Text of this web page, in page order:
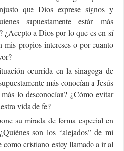
que Dios exprese signos y
supuestamente están más
¿Acepto a Dios por lo que es en sí
mis propios intereses o por cuanto
ocurrida en la sinagoga de
más conocían a Jesús
lo desconocían? ¿Cómo evitar
vida de fe?
su mirada de forma especial en
son los “alejados” de mi
como cristiano estoy llamado a ir al